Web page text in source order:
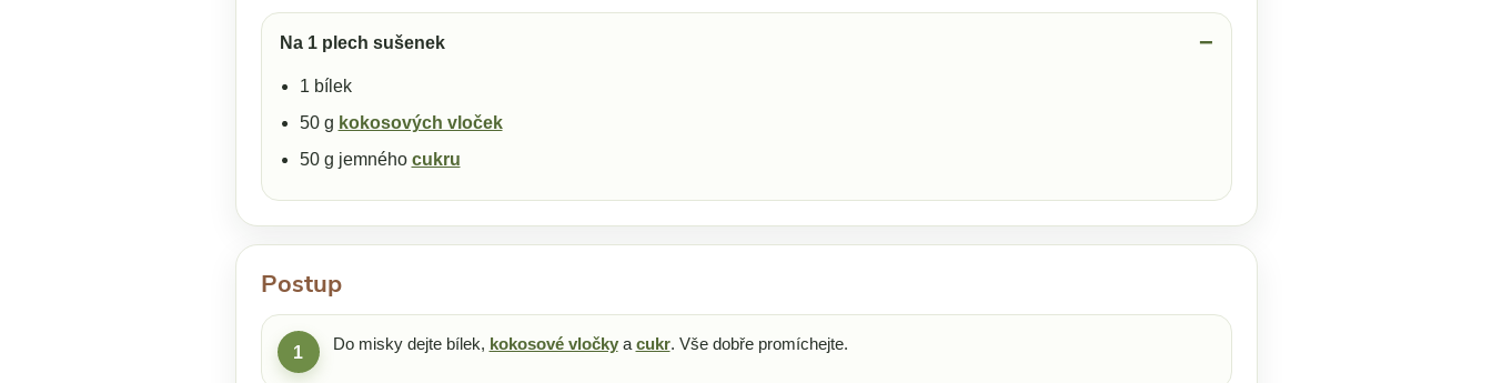
Na 1 plech sušenek
1 bílek
50 g kokosových vloček
50 g jemného cukru
Postup
1 Do misky dejte bílek, kokosové vločkya cukr. Vše dobře promíchejte.